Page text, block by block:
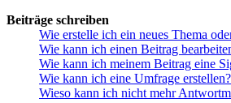
Beiträge schreiben
Wie erstelle ich ein neues Thema
Wie kann ich einen Beitrag
Wie kann ich meinem Beitrag eine
Wie kann ich eine Umfrage erstellen?
Wieso kann ich nicht mehr